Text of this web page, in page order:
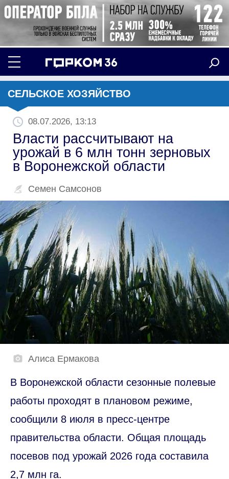
СЕЛЬСКОЕ ХОЗЯЙСТВО
08.07.2026, 13:13
Власти рассчитывают на
урожай в 6 млн тонн зерновых
в Воронежской области
Семен Самсонов
Алиса Ермакова
В Воронежской области сезонные полевые
работы проходят в плановом режиме,
сообщили 8 июля в пресс-центре
правительства области. Общая площадь
посевов под урожай 2026 года составила
2,7 млн га.